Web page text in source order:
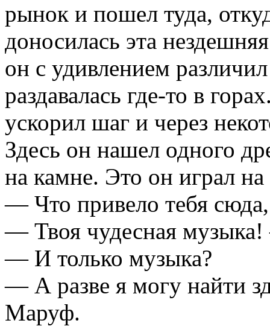
рынок и пошел туда,
доносилась эта
он с удивлением
раздавалась где-то в
ускорил шаг и через
Здесь он нашел одного
на камне. Это он играл на
— Что привело тебя
— Твоя чудесная
— И только музыка?
— А разве я могу найти
Маруф.